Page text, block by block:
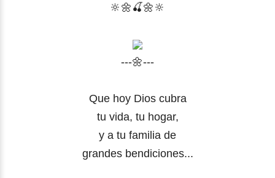
🔆🌼 🍒🌼 🔆
---🌼---
Que hoy Dios cubra
tu vida, tu hogar,
y a tu familia de
grandes bendiciones...